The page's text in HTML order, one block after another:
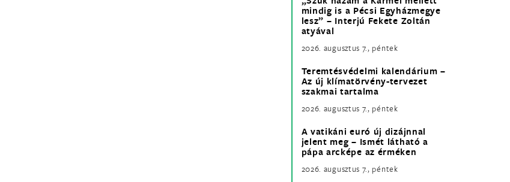
mindig is a Pécsi Egyházmegye
lesz” – Interjú Fekete Zoltán
atyával
2026. augusztus 7., péntek
Teremtésvédelmi kalendárium –
Az új klímatörvény-tervezet
szakmai tartalma
2026. augusztus 7., péntek
A vatikáni euró új dizájnnal
jelent meg – Ismét látható a
pápa arcképe az érméken
2026. augusztus 7., péntek